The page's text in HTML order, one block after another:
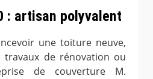
: artisan polyvalent
une toiture neuve,
travaux de rénovation ou
de couverture M.